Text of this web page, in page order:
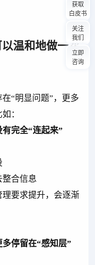
温和地做一次
“明显问题”，更多
：
完全“连起来”
合信息
要求提升，会逐渐
停留在“感知层”
获取
白皮书
关注
我们
立即
咨询